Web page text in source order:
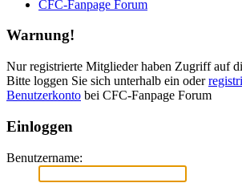
CFC-Fanpage Forum
Warnung!
Nur registrierte Mitglieder haben Zugriff auf
Bitte loggen Sie sich unterhalb ein oder
Benutzerkonto bei CFC-Fanpage Forum
Einloggen
Benutzername: